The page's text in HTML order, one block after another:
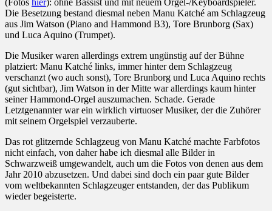
Hafensommer
2013
(Fotos hier): ohne Bassist und mit neuem Orgel-/Keyboardspieler.
Die Besetzung bestand diesmal neben Manu Katché am Schlagzeug
aus Jim Watson (Piano and Hammond B3), Tore Brunborg (Sax)
und Luca Aquino (Trumpet).
Die Musiker waren allerdings extrem ungünstig auf der Bühne
platziert: Manu Katché links, immer hinter dem Schlagzeug
verschanzt (wo auch sonst), Tore Brunborg und Luca Aquino rechts
(gut sichtbar), Jim Watson in der Mitte war allerdings kaum hinter
seiner Hammond-Orgel auszumachen. Schade. Gerade
Letztgenannter war ein wirklich virtuoser Musiker, der die Zuhörer
mit seinem Orgelspiel verzauberte.
Das rot glitzernde Schlagzeug von Manu Katché machte Farbfotos
nicht einfach, von daher habe ich diesmal alle Bilder in
Schwarzweiß umgewandelt, auch um die Fotos von denen aus dem
Jahr 2010 abzusetzen. Und dabei sind doch ein paar gute Bilder
vom weltbekannten Schlagzeuger entstanden, der das Publikum
wieder begeisterte.